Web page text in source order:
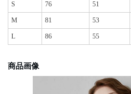
S 76 51
M 81 53
L 86 55
商品画像